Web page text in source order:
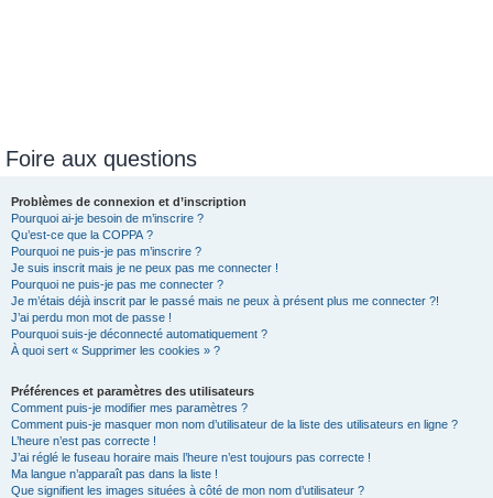
Foire aux questions
Problèmes de connexion et d’inscription
Pourquoi ai-je besoin de m’inscrire ?
Qu’est-ce que la COPPA ?
Pourquoi ne puis-je pas m’inscrire ?
Je suis inscrit mais je ne peux pas me connecter !
Pourquoi ne puis-je pas me connecter ?
Je m’étais déjà inscrit par le passé mais ne peux à présent plus me connecter ?!
J’ai perdu mon mot de passe !
Pourquoi suis-je déconnecté automatiquement ?
À quoi sert « Supprimer les cookies » ?
Préférences et paramètres des utilisateurs
Comment puis-je modifier mes paramètres ?
Comment puis-je masquer mon nom d’utilisateur de la liste des utilisateurs en ligne ?
L’heure n’est pas correcte !
J’ai réglé le fuseau horaire mais l’heure n’est toujours pas correcte !
Ma langue n’apparaît pas dans la liste !
Que signifient les images situées à côté de mon nom d’utilisateur ?